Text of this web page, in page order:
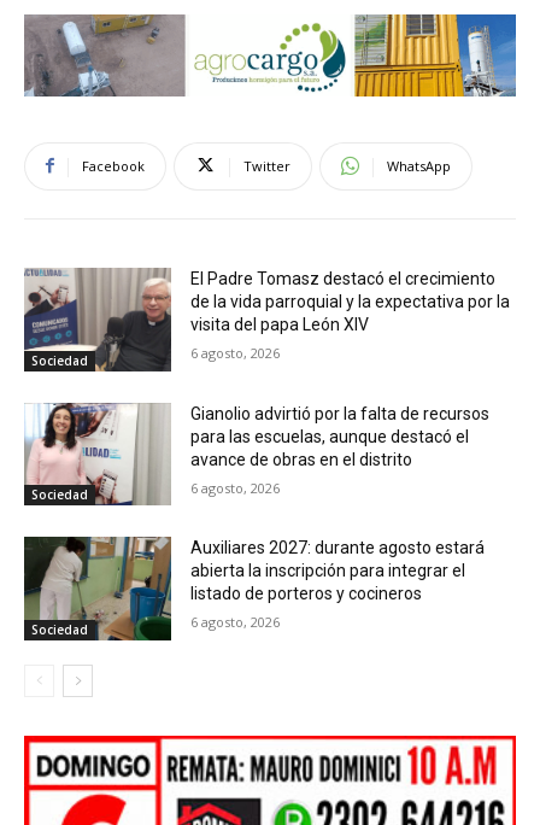
Facebook Twitter WhatsApp
Sociedad
El Padre Tomasz destacó el crecimiento
de la vida parroquial y la expectativa por la
visita del papa León XIV
6 agosto, 2026
Sociedad
Gianolio advirtió por la falta de recursos
para las escuelas, aunque destacó el
avance de obras en el distrito
6 agosto, 2026
Sociedad
Auxiliares 2027: durante agosto estará
abierta la inscripción para integrar el
listado de porteros y cocineros
6 agosto, 2026